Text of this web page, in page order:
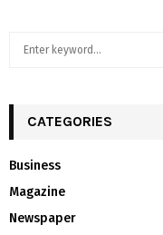
h
o
r
:
CATEGORIES
Business
Magazine
Newspaper